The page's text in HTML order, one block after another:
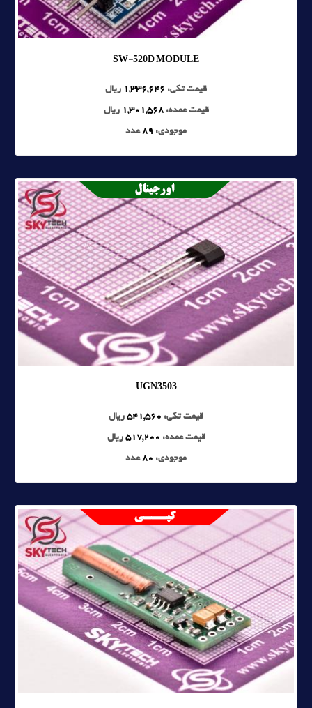
SW-520D MODULE
قیمت تکی: 1,336,646 ریال
قیمت عمده:1,301,568 ریال
موجودی: 89عدد
UGN3503
قیمت تکی: 541,560 ریال
قیمت عمده: 517,200 ریال
موجودی: 80عدد